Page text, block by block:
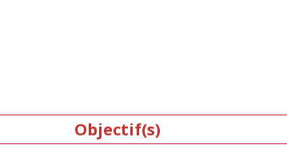
Objectif(s)